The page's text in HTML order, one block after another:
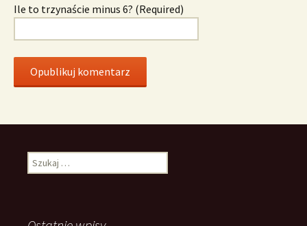
Ile to trzynaście minus 6? (Required)
Szukaj: